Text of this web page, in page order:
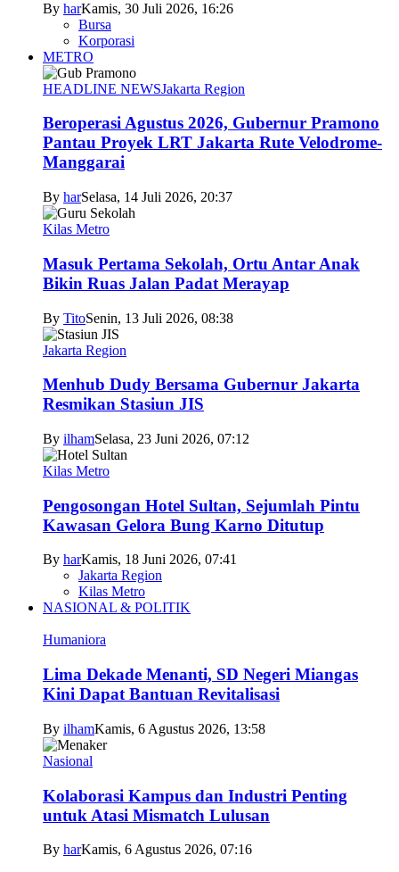
By harKamis, 30 Juli 2026, 16:26
Bursa
Korporasi
METRO
HEADLINE NEWSJakarta Region
Beroperasi Agustus 2026, Gubernur Pramono
Pantau Proyek LRT Jakarta Rute Velodrome-
Manggarai
By harSelasa, 14 Juli 2026, 20:37
Kilas Metro
Masuk Pertama Sekolah, Ortu Antar Anak
Bikin Ruas Jalan Padat Merayap
By TitoSenin, 13 Juli 2026, 08:38
Jakarta Region
Menhub Dudy Bersama Gubernur Jakarta
Resmikan Stasiun JIS
By ilhamSelasa, 23 Juni 2026, 07:12
Kilas Metro
Pengosongan Hotel Sultan, Sejumlah Pintu
Kawasan Gelora Bung Karno Ditutup
By harKamis, 18 Juni 2026, 07:41
Jakarta Region
Kilas Metro
NASIONAL & POLITIK
Humaniora
Lima Dekade Menanti, SD Negeri Miangas
Kini Dapat Bantuan Revitalisasi
By ilhamKamis, 6 Agustus 2026, 13:58
Nasional
Kolaborasi Kampus dan Industri Penting
untuk Atasi Mismatch Lulusan
By harKamis, 6 Agustus 2026, 07:16